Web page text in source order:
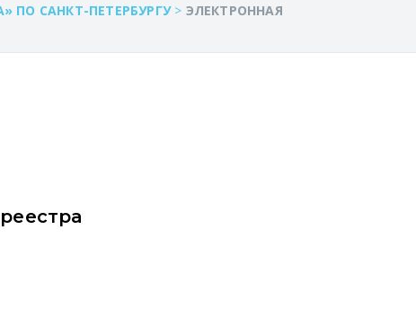
ПО САНКТ-ПЕТЕРБУРГУ> ЭЛЕКТРОННАЯ